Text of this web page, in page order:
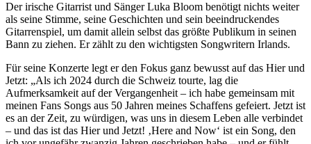
Der irische Gitarrist und Sänger Luka Bloom benötigt nichts weiter
als seine Stimme, seine Geschichten und sein beeindruckendes
Gitarrenspiel, um damit allein selbst das größte Publikum in seinen
Bann zu ziehen. Er zählt zu den wichtigsten Songwritern Irlands.
Für seine Konzerte legt er den Fokus ganz bewusst auf das Hier und
Jetzt: „Als ich 2024 durch die Schweiz tourte, lag die
Aufmerksamkeit auf der Vergangenheit – ich habe gemeinsam mit
meinen Fans Songs aus 50 Jahren meines Schaffens gefeiert. Jetzt ist
es an der Zeit, zu würdigen, was uns in diesem Leben alle verbindet
– und das ist das Hier und Jetzt! ‚Here and Now‘ ist ein Song, den